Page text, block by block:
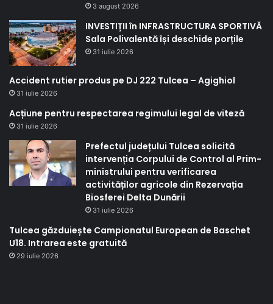
3 august 2026
INVESTIȚII în INFRASTRUCTURA SPORTIVĂ
Sala Polivalentă își deschide porțile
31 iulie 2026
Accident rutier produs pe DJ 222 Tulcea – Agighiol
31 iulie 2026
Acțiune pentru respectarea regimului legal de viteză
31 iulie 2026
Prefectul județului Tulcea solicită
intervenția Corpului de Control al Prim-
ministrului pentru verificarea
activităților agricole din Rezervația
Biosferei Delta Dunării
31 iulie 2026
Tulcea găzduiește Campionatul European de Baschet
U18. Intrarea este gratuită
29 iulie 2026